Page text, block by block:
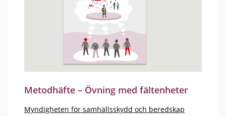
Metodhäfte – Övning med fältenheter
Myndigheten för samhällsskydd och beredskap